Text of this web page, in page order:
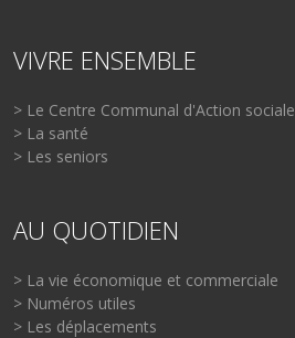
VIVRE ENSEMBLE
> Le Centre Communal d'Action sociale
> La santé
> Les seniors
AU QUOTIDIEN
> La vie économique et commerciale
> Numéros utiles
> Les déplacements